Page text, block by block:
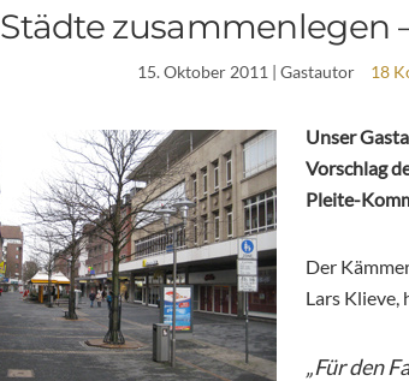
Städte zusammenlegen
15. Oktober 2011 | Gastautor 18
Unser
Vorschlag
Pleite-
Der
Lars Klieve,
„Für den